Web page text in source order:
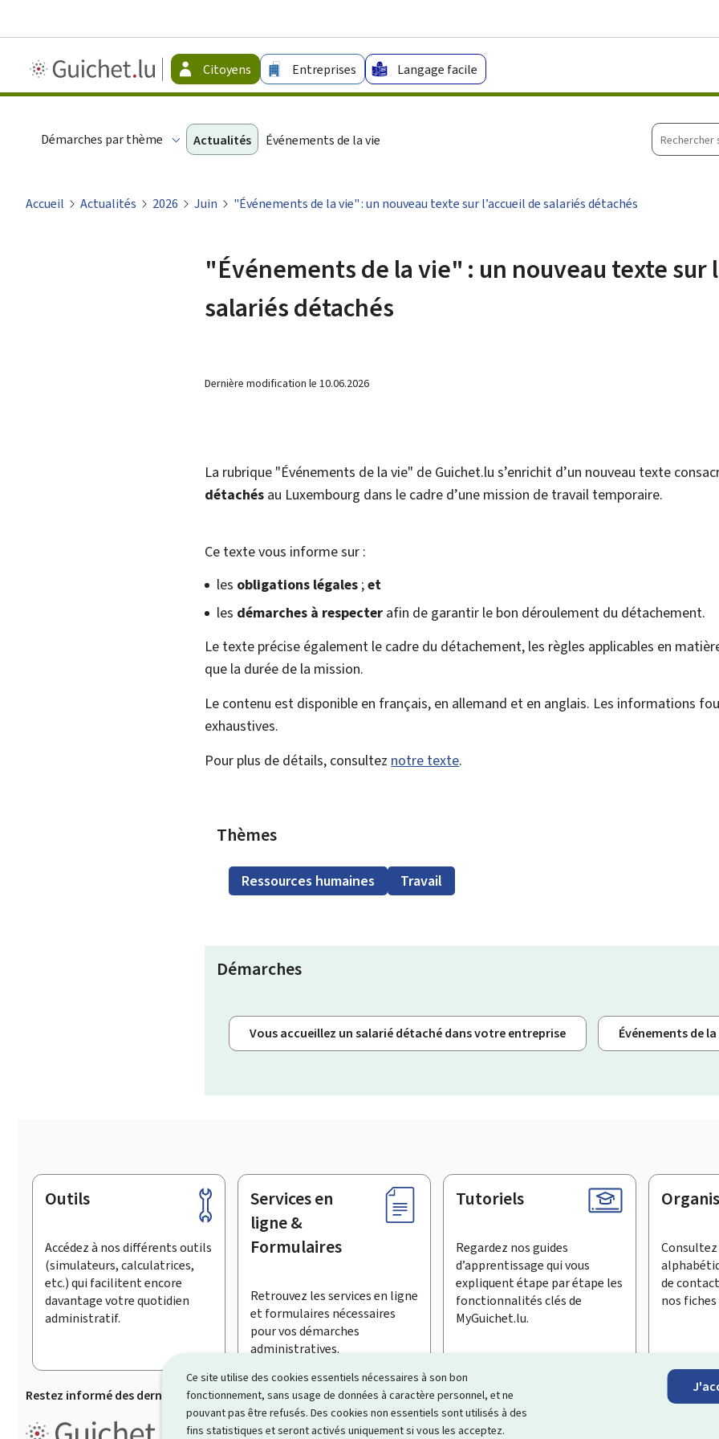
Ce site utilise des cookies essentiels nécessaires à son bon
fonctionnement, sans usage de données à caractère personnel, et ne
pouvant pas être refusés. Des cookies non essentiels sont utilisés à des
fins statistiques et seront activés uniquement si vous les acceptez.
Guichet.lu
-
Citoyens Entreprises Langage facile
Démarches par thème Actualités Événements de la vie
sur
Accueil Actualités 2026 Juin "Événements de la vie" : un nouveau texte sur l’accueil de salariés détachés
"Événements de la vie" : un nouveau texte sur
salariés détachés
Dernière modification le10.06.2026
La rubrique "Événements de la vie" de Guichet.lu s’enrichit d’un nouveau texte
détachés au Luxembourg dans le cadre d’une mission de travail temporaire.
Ce texte vous informe sur :
les obligations légales ;et
les démarches à respecter afin de garantir le bon déroulement du détachement.
Le texte précise également le cadre du détachement, les règles applicables en
que la durée de la mission.
Le contenu est disponible en français, en allemand et en anglais. Les informations
exhaustives.
Pour plus de détails, consultez notre texte.
Thèmes
Ressources humaines Travail
Démarches
Vous accueillez un salarié détaché dans votre entreprise Événements de
Pied
page
Outils
Accédez à nos différents outils
(simulateurs, calculatrices,
etc.) qui facilitent encore
davantage votre quotidien
administratif.
Services en
ligne &
Formulaires
Retrouvez les services en ligne
et formulaires nécessaires
pour vos démarches
administratives.
Tutoriels
Regardez nos guides
d’apprentissage qui vous
expliquent étape par étape les
fonctionnalités clés de
MyGuichet.lu.
Consultez
de
nos
Restez informé des dernières actualités de Guichet.lu
S’inscrire à la newsletter
Guichet.lu est le
portail informationnel qui simplifie vos échanges avec l’État